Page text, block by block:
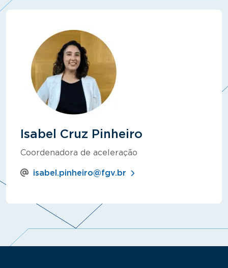
Isabel Cruz Pinheiro
Coordenadora de aceleração
isabel.pinheiro@fgv.br